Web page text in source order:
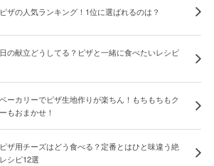
ザの人気ランキング！1位に選ばれるのは？
の献立どうしてる？ピザと一緒に食べたいレシピ
ーカリーでピザ生地作りが楽ちん！もちもちもク
もおまかせ！
ザ用チーズはどう食べる？定番とはひと味違う絶
シピ12選